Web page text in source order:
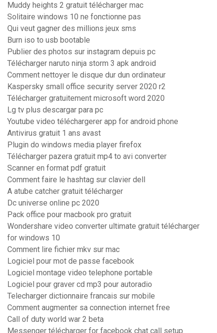
Muddy heights 2 gratuit télécharger mac
Solitaire windows 10 ne fonctionne pas
Qui veut gagner des millions jeux sms
Burn iso to usb bootable
Publier des photos sur instagram depuis pc
Télécharger naruto ninja storm 3 apk android
Comment nettoyer le disque dur dun ordinateur
Kaspersky small office security server 2020 r2
Télécharger gratuitement microsoft word 2020
Lg tv plus descargar para pc
Youtube video téléchargerer app for android phone
Antivirus gratuit 1 ans avast
Plugin do windows media player firefox
Télécharger pazera gratuit mp4 to avi converter
Scanner en format pdf gratuit
Comment faire le hashtag sur clavier dell
A atube catcher gratuit télécharger
Dc universe online pc 2020
Pack office pour macbook pro gratuit
Wondershare video converter ultimate gratuit télécharger
for windows 10
Comment lire fichier mkv sur mac
Logiciel pour mot de passe facebook
Logiciel montage video telephone portable
Logiciel pour graver cd mp3 pour autoradio
Telecharger dictionnaire francais sur mobile
Comment augmenter sa connection internet free
Call of duty world war 2 beta
Messenger télécharger for facebook chat call setup